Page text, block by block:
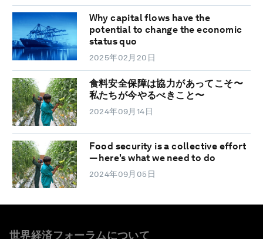
Why capital flows have the
potential to change the economic
status quo
2025年02月20日
食料安全保障は協力があってこそ〜
私たちが今やるべきこと〜
2024年09月14日
Food security is a collective effort
— here's what we need to do
2024年09月05日
世界経済フォーラムについて